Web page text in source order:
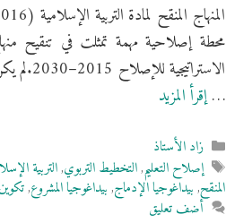
محطة إصلاحية مهمة تمثلت في تنقيح
…إقرأ المزيد
التصنيفات
زاد الأستاذ
الوسوم
إصلاح التعليم,التخطيط التربوي,التربية
المنقح,بيداغوجيا الإدماج,بيداغوجيا المشروع,
أضف تعليق